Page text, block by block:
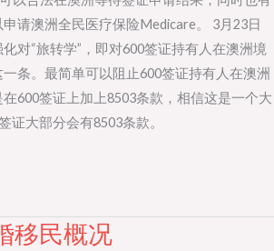
请澳洲全民医疗保险Medicare。 3月23日
对“旅转学”，即对600签证持有人在澳洲境
条。最简单可以阻止600签证持有人在澳洲
600签证上加上8503条款，相信这是一个大
证大部分会有8503条款。
移民概况